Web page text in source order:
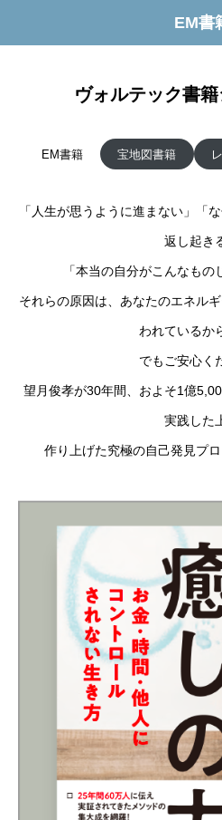
EM書
ヴォルテック書
EM書籍 宝地図書籍
「人生が思うように進まない」「
返し起き
「本当の自分がこんなもの
それらの原因は、あなたのエネル
われているか
でもご安心く
望月俊孝が30年間、およそ1億
実践した
作り上げた究極の自己発見プ